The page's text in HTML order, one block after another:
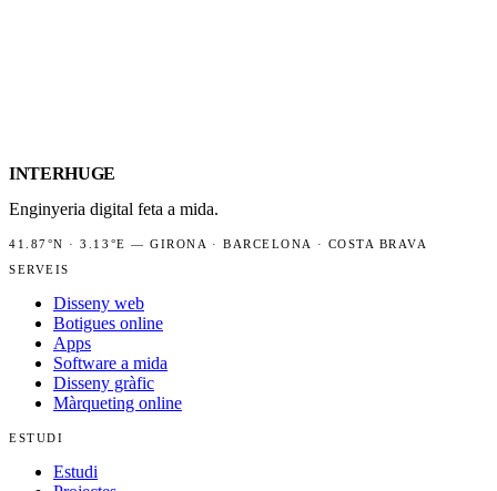
INTERHUGE
Enginyeria digital feta a mida.
41.87°N ·3.13°E —GIRONA · BARCELONA · COSTA BRAVA
SERVEIS
Disseny web
Botigues online
Apps
Software a mida
Disseny gràfic
Màrqueting online
ESTUDI
Estudi